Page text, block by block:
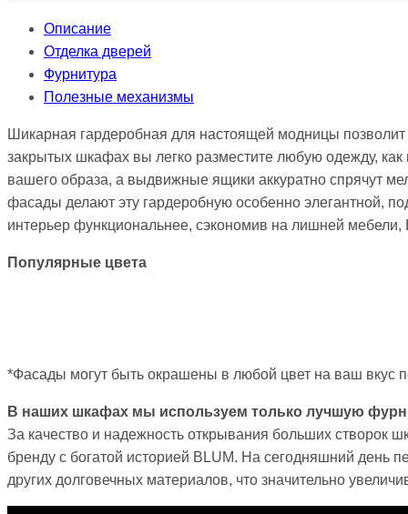
Описание
Отделка дверей
Фурнитура
Полезные механизмы
Шикарная гардеробная для настоящей модницы
закрытых шкафах вы легко разместите любую одежду,
вашего образа, а выдвижные ящики аккуратно спрячут
фасады делают эту гардеробную особенно элегантной,
интерьер функциональнее, сэкономив на лишней
Популярные цвета
*Фасады могут быть окрашены в любой цвет на ваш вкус
В наших шкафах мы используем только лучшую
За качество и надежность открывания больших створок
бренду с богатой историей BLUM. На сегодняшний день
других долговечных материалов, что значительно